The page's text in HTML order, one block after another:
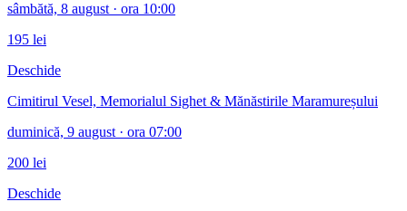
sâmbătă, 8 august· ora 10:00
195 lei
Deschide
Cimitirul Vesel, Memorialul Sighet & Mănăstirile Maramureșului
duminică, 9 august· ora 07:00
200 lei
Deschide